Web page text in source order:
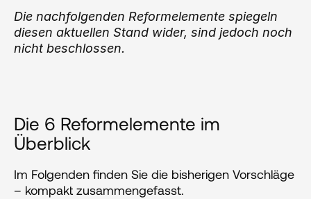
Die nachfolgenden Reformelemente spiegeln
diesen aktuellen Stand wider, sind jedoch noch
nicht beschlossen.
Die 6 Reformelemente im
Überblick
Im Folgenden finden Sie die bisherigen Vorschläge
– kompakt zusammengefasst.